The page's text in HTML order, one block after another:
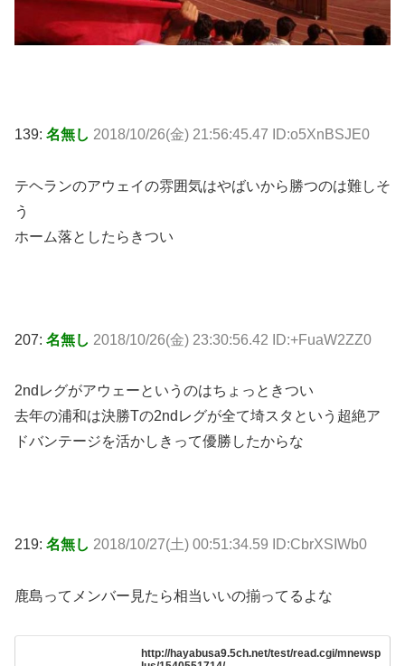
139: 名無し 2018/10/26(金) 21:56:45.47 ID:o5XnBSJE0
テヘランのアウェイの雰囲気はやばいから勝つのは難しそ
う
ホーム落としたらきつい
207: 名無し 2018/10/26(金) 23:30:56.42 ID:+FuaW2ZZ0
2ndレグがアウェーというのはちょっときつい
去年の浦和は決勝Tの2ndレグが全て埼スタという超絶ア
ドバンテージを活かしきって優勝したからな
219: 名無し 2018/10/27(土) 00:51:34.59 ID:CbrXSIWb0
鹿島ってメンバー見たら相当いいの揃ってるよな
http://hayabusa9.5ch.net/test/read.cgi/mnewsp